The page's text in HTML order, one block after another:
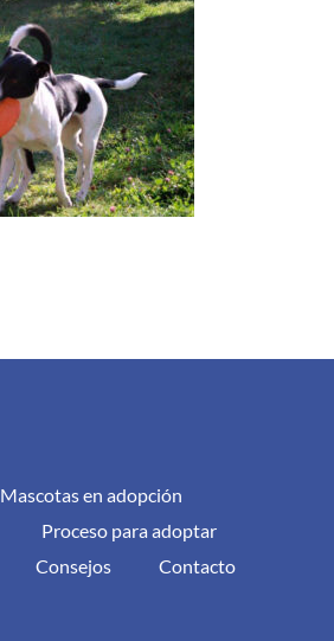
Mascotas en adopción
Proceso para adoptar
Consejos Contacto